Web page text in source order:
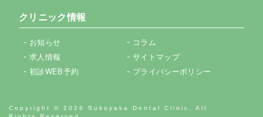
クリニック情報
お知らせ
コラム
求人情報
サイトマップ
初診WEB予約
プライバシーポリシー
Copyright © 2026 Sukoyaka Dental Clinic. All